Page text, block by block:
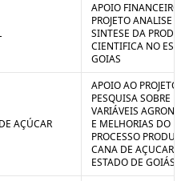
APOIO
PROJETO ANALISE E
SINTESE DA
CIENTIFICA NO
GOIAS
AÇÚCAR
APOIO AO
PESQUISA SOBRE
VARIÁVEIS
E MELHORIAS DO
PROCESSO
CANA DE AÇUCAR
ESTADO DE GOIÁS